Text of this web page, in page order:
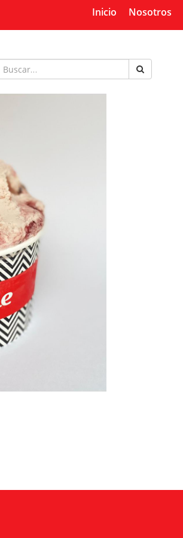
Inicio Nosotros